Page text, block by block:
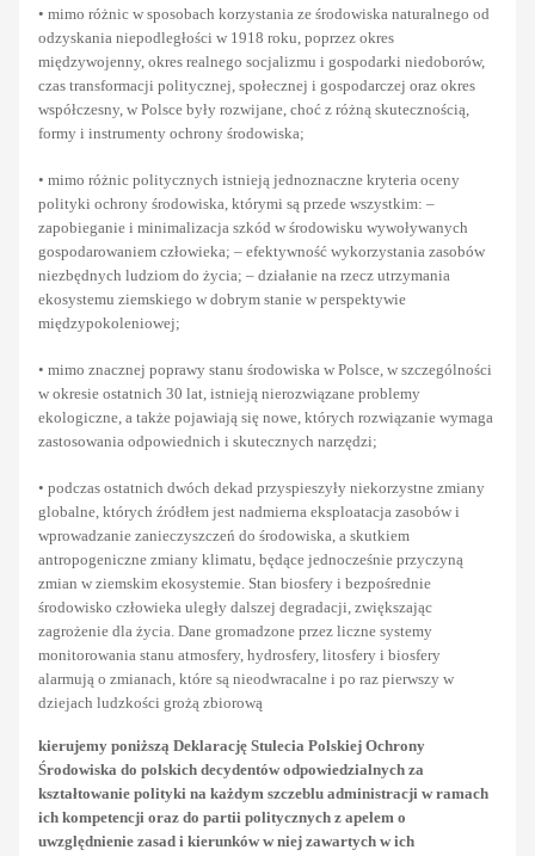
• mimo różnic w sposobach korzystania ze środowiska naturalnego od
odzyskania niepodległości w 1918 roku, poprzez okres
międzywojenny, okres realnego socjalizmu i gospodarki niedoborów,
czas transformacji politycznej, społecznej i gospodarczej oraz okres
współczesny, w Polsce były rozwijane, choć z różną skutecznością,
formy i instrumenty ochrony środowiska;
• mimo różnic politycznych istnieją jednoznaczne kryteria oceny
polityki ochrony środowiska, którymi są przede wszystkim: –
zapobieganie i minimalizacja szkód w środowisku wywoływanych
gospodarowaniem człowieka; – efektywność wykorzystania zasobów
niezbędnych ludziom do życia; – działanie na rzecz utrzymania
ekosystemu ziemskiego w dobrym stanie w perspektywie
międzypokoleniowej;
• mimo znacznej poprawy stanu środowiska w Polsce, w szczególności
w okresie ostatnich 30 lat, istnieją nierozwiązane problemy
ekologiczne, a także pojawiają się nowe, których rozwiązanie wymaga
zastosowania odpowiednich i skutecznych narzędzi;
• podczas ostatnich dwóch dekad przyspieszyły niekorzystne zmiany
globalne, których źródłem jest nadmierna eksploatacja zasobów i
wprowadzanie zanieczyszczeń do środowiska, a skutkiem
antropogeniczne zmiany klimatu, będące jednocześnie przyczyną
zmian w ziemskim ekosystemie. Stan biosfery i bezpośrednie
środowisko człowieka uległy dalszej degradacji, zwiększając
zagrożenie dla życia. Dane gromadzone przez liczne systemy
monitorowania stanu atmosfery, hydrosfery, litosfery i biosfery
alarmują o zmianach, które są nieodwracalne i po raz pierwszy w
dziejach ludzkości grożą zbiorową
kierujemy poniższą Deklarację Stulecia Polskiej Ochrony
Środowiska do polskich decydentów odpowiedzialnych za
kształtowanie polityki na każdym szczeblu administracji w ramach
ich kompetencji oraz do partii politycznych z apelem o
uwzględnienie zasad i kierunków w niej zawartych w ich